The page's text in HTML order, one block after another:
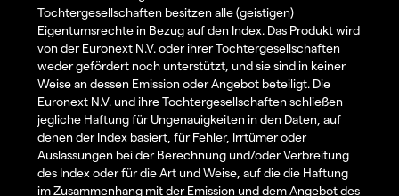
Tochtergesellschaften besitzen alle (geistigen)
Eigentumsrechte in Bezug auf den Index. Das Produkt wird
von der Euronext N.V. oder ihrer Tochtergesellschaften
weder gefördert noch unterstützt, und sie sind in keiner
Weise an dessen Emission oder Angebot beteiligt. Die
Euronext N.V. und ihre Tochtergesellschaften schließen
jegliche Haftung für Ungenauigkeiten in den Daten, auf
denen der Index basiert, für Fehler, Irrtümer oder
Auslassungen bei der Berechnung und/oder Verbreitung
des Index oder für die Art und Weise, auf die die Haftung
im Zusammenhang mit der Emission und dem Angebot des